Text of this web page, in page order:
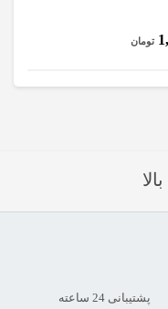
تومان
پشتیبانی 24 ساعته